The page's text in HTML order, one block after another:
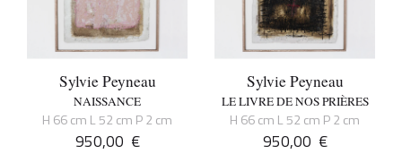
Sylvie Peyneau
NAISSANCE
H 66 cm L 52 cm P 2 cm
950,00 €
Sylvie Peyneau
LE LIVRE DE NOS PRIÈRES
H 66 cm L 52 cm P 2 cm
950,00 €